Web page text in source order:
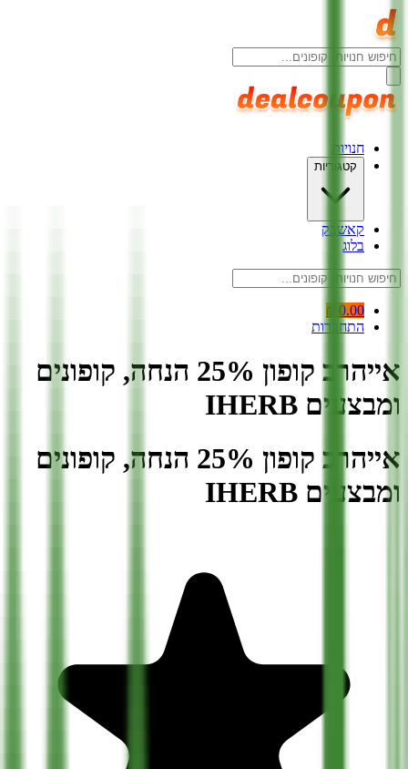
חנויות
קטגוריות
קאשבק
בלוג
0.00 ₪
התחברות
אייהרב קופון 25% הנחה, קופונים
ומבצעים IHERB
אייהרב קופון 25% הנחה, קופונים
ומבצעים IHERB